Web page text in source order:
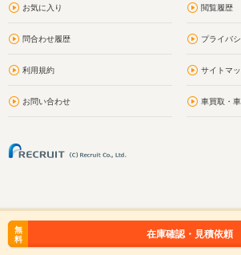
お気に入り 閲覧履歴
問合わせ履歴 プライバ
利用規約 サイトマ
お問い合わせ 車買取・
無
料
在庫確認・見積依頼